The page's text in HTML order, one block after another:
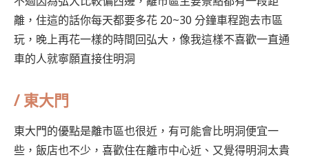
離，住這的話你每天都要多花 20~30 分鐘車程跑去市區
玩，晚上再花一樣的時間回弘大，像我這樣不喜歡一直通
車的人就寧願直接住明洞
/ 東大門
東大門的優點是離市區也很近，有可能會比明洞便宜一
些，飯店也不少，喜歡住在離市中心近、又覺得明洞太貴